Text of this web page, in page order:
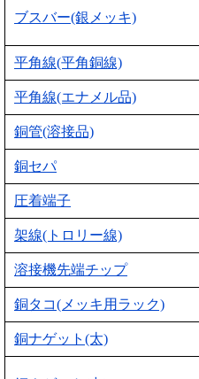
ブスバー(銀メッキ)
平角線(平角銅線)
平角線(エナメル品)
銅管(溶接品)
銅セパ
圧着端子
架線(トロリー線)
溶接機先端チップ
銅タコ(メッキ用ラック)
銅ナゲット(太)